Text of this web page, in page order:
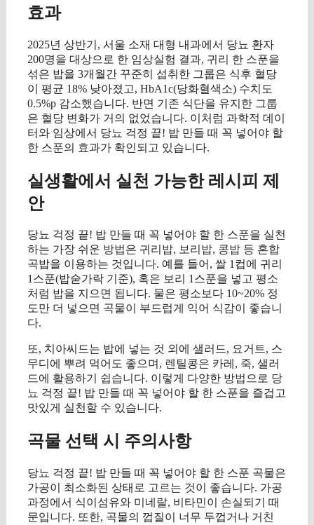
효과
2025년 상반기, 서울 소재 대형 내과에서 당뇨 환자
200명을 대상으로 한 임상실험 결과, 귀리 한 스푼을
섞은 밥을 3개월간 꾸준히 섭취한 그룹은 식후 혈당
이 평균 18% 낮아졌고, HbA1c(당화혈색소) 수치도
0.5%p 감소했습니다. 반면 기존 식단을 유지한 그룹
은 혈당 변화가 거의 없었습니다. 이처럼 과학적 데이
터와 임상에서 당뇨 걱정 끝! 밥 만들 때 꼭 넣어야 할
한 스푼의 효과가 확인되고 있습니다.
실생활에서 실천 가능한 레시피 제
안
당뇨 걱정 끝! 밥 만들 때 꼭 넣어야 할 한 스푼을 실천
하는 가장 쉬운 방법은 귀리밥, 보리밥, 콩밥 등 혼합
곡밥을 이용하는 것입니다. 예를 들어, 쌀 1컵에 귀리
1스푼(밥숟가락 기준), 혹은 보리 1스푼을 넣고 평소
처럼 밥을 지으면 됩니다. 물은 평소보다 10~20% 정
도만 더 넣으면 곡물이 부드럽게 익어 식감이 좋습니
다.
또, 치아씨드는 밥에 넣는 것 외에 샐러드, 요거트, 스
무디에 뿌려 먹어도 좋으며, 렌틸콩은 카레, 죽, 샐러
드에 활용하기 쉽습니다. 이렇게 다양한 방법으로 당
뇨 걱정 끝! 밥 만들 때 꼭 넣어야 할 한 스푼을 즐겁고
맛있게 실천할 수 있습니다.
곡물 선택 시 주의사항
당뇨 걱정 끝! 밥 만들 때 꼭 넣어야 할 한 스푼 곡물은
가공이 최소화된 상태로 고르는 것이 좋습니다. 가공
과정에서 식이섬유와 미네랄, 비타민이 손실되기 때
문입니다. 또한, 곡물의 껍질이 너무 두껍거나 거친